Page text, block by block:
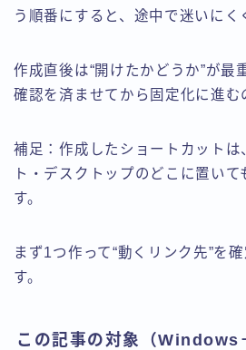
う順番にすると、途中で迷いにく
作成直後は“開けたかどうか”が最
確認を済ませてから固定化に進む
補足：作成したショートカットは
ト・デスクトップのどこに置い
す。
まず1つ作って“動くリンク先”を
す。
この記事の対象（